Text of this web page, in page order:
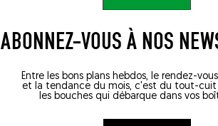
ABONNEZ-VOUS À NOS
Entre les bons plans hebdos, le rendez-
et la tendance du mois, c'est du tout-cuit
les bouches qui débarque dans vos